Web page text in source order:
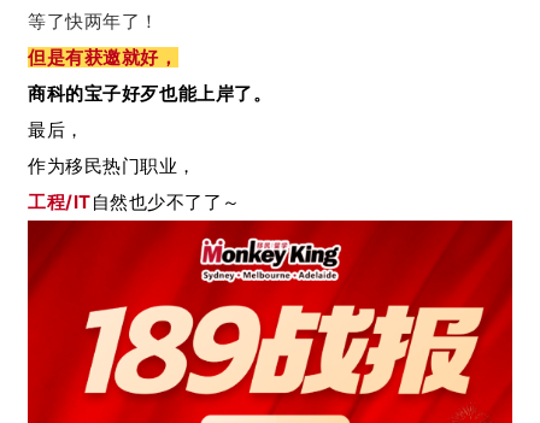
等了快两年了！
但是有获邀就好，
商科的宝子好歹也能上岸了。
最后，
作为移民热门职业，
工程/IT自然也少不了了～